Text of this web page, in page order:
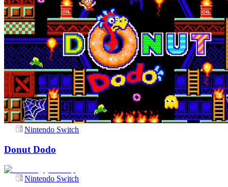
Nintendo Switch
Donut Dodo
Nintendo Switch